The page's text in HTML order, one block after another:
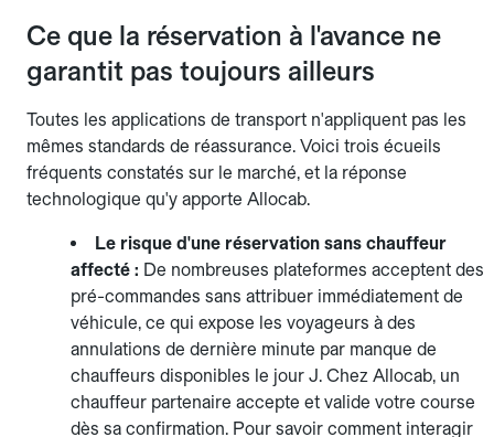
Ce que la réservation à l'avance ne
garantit pas toujours ailleurs
Toutes les applications de transport n'appliquent pas les
mêmes standards de réassurance. Voici trois écueils
fréquents constatés sur le marché, et la réponse
technologique qu'y apporte Allocab.
Le risque d'une réservation sans chauffeur
affecté : De nombreuses plateformes acceptent des
pré-commandes sans attribuer immédiatement de
véhicule, ce qui expose les voyageurs à des
annulations de dernière minute par manque de
chauffeurs disponibles le jour J. Chez Allocab, un
chauffeur partenaire accepte et valide votre course
dès sa confirmation. Pour savoir comment interagir